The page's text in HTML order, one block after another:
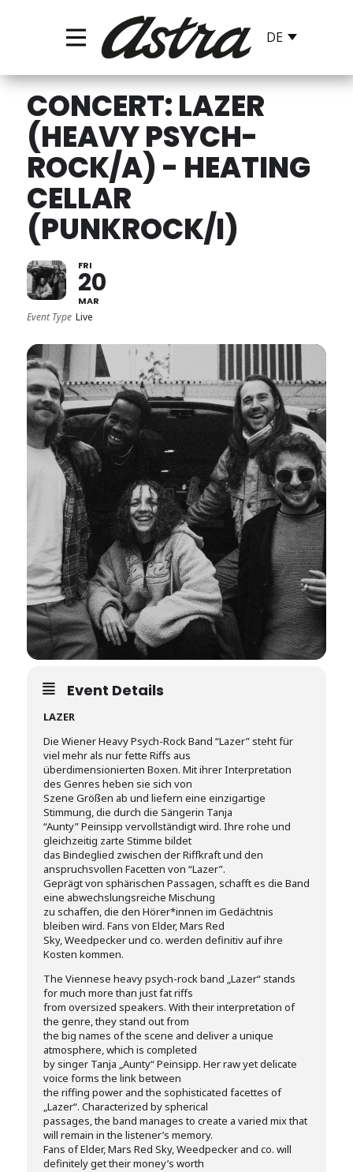
CONCERT: LAZER
(HEAVY PSYCH-
ROCK/A) - HEATING
CELLAR
(PUNKROCK/I)
FRI
20
MAR
Event Type Live
Event Details
LAZER
Die Wiener Heavy Psych-Rock Band “Lazer” steht für
viel mehr als nur fette Riffs aus
überdimensionierten Boxen. Mit ihrer Interpretation
des Genres heben sie sich von
Szene Größen ab und liefern eine einzigartige
Stimmung, die durch die Sängerin Tanja
“Aunty” Peinsipp vervollständigt wird. Ihre rohe und
gleichzeitig zarte Stimme bildet
das Bindeglied zwischen der Riffkraft und den
anspruchsvollen Facetten von “Lazer”.
Geprägt von sphärischen Passagen, schafft es die Band
eine abwechslungsreiche Mischung
zu schaffen, die den Hörer*innen im Gedächtnis
bleiben wird. Fans von Elder, Mars Red
Sky, Weedpecker und co. werden definitiv auf ihre
Kosten kommen.
The Viennese heavy psych-rock band „Lazer“ stands
for much more than just fat riffs
from oversized speakers. With their interpretation of
the genre, they stand out from
the big names of the scene and deliver a unique
atmosphere, which is completed
by singer Tanja „Aunty“ Peinsipp. Her raw yet delicate
voice forms the link between
the riffing power and the sophisticated facettes of
„Lazer“. Characterized by spherical
passages, the band manages to create a varied mix that
will remain in the listener’s memory.
Fans of Elder, Mars Red Sky, Weedpecker and co. will
definitely get their money’s worth